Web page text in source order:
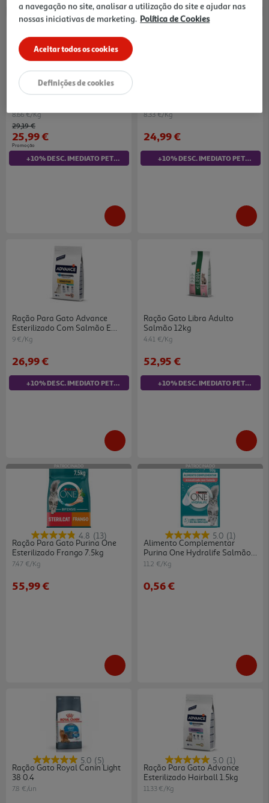
4.7 (42)
Ração Para Gato Pro Plan
8.66 €/Kg
Price reduced from
29,19 €to
25,99 €
Promoção
+10% DESC. IMEDIATO PET CLUB
3kg
8.33 €/Kg
24,99 €
+10% DESC. IMEDIATO PET CLUB
Ração Para Gato Advance
Esterilizado Com Salmão E
Arroz 3kg
9 €/Kg
26,99 €
+10% DESC. IMEDIATO PET CLUB
Ração Gato Libra Adulto
Salmão 12kg
4.41 €/Kg
52,95 €
+10% DESC. IMEDIATO PET CLUB
PATROCINADO
4.8 (13)
Ração Para Gato Purina One
Esterilizado Frango 7.5kg
7.47 €/Kg
55,99 €
PATROCINADO
5.0 (1)
Alimento Complementar
Purina One Hydralife Salmão
50g
11.2 €/Kg
0,56 €
5.0 (5)
Ração Gato Royal Canin Light
38 0.4
7.8 €/un
5.0 (1)
Ração Para Gato Advance
Esterilizado Hairball 1.5kg
11.33 €/Kg
a navegação no site, analisar a utilização do site e ajudar nas
nossas iniciativas de marketing. Política de Cookies
Aceitar todos os cookies
Definições de cookies